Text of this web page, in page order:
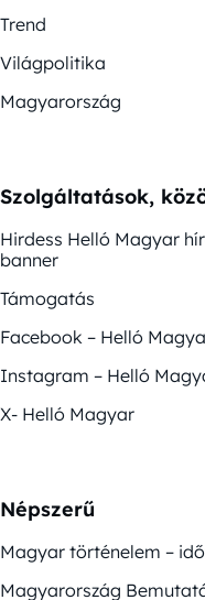
Trend
Világpolitika
Magyarország
Szolgáltatások,
Hirdess Helló Magyar
banner
Támogatás
Facebook – Helló
Instagram – Helló
X- Helló Magyar
Népszerű
Magyar történelem –
Magyarország